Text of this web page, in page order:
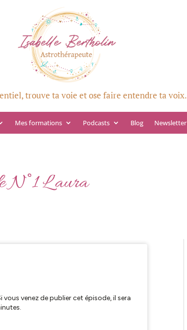
trouve ta voie et ose faire entendre ta voix.
Mes formations Podcasts Blog Newsletter
N°1 L’aura